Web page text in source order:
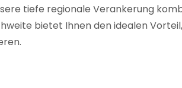
tiefe regionale Verankerung
bietet Ihnen den idealen